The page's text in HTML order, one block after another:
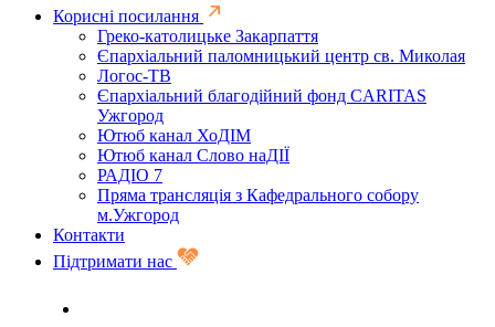
Корисні посилання
Греко-католицьке Закарпаття
Єпархіальний паломницький центр св. Миколая
Логос-ТВ
Єпархіальний благодійний фонд CARITAS
Ужгород
Ютюб канал ХоДІМ
Ютюб канал Слово наДІЇ
РАДІО 7
Пряма трансляція з Кафедрального собору
м.Ужгород
Контакти
Підтримати нас